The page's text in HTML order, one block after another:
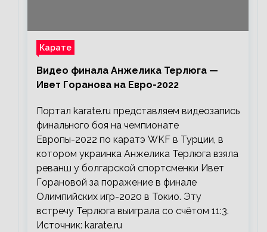
Карате
Видео финала Анжелика Терлюга —
Ивет Горанова на Евро-2022
Портал karate.ru представляем видеозапись
финального боя на чемпионате
Европы-2022 по каратэ WKF в Турции, в
котором украинка Анжелика Терлюга взяла
реванш у болгарской спортсменки Ивет
Горановой за поражение в финале
Олимпийских игр-2020 в Токио. Эту
встречу Терлюга выиграла со счётом 11:3.
Источник: karate.ru